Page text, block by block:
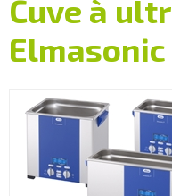
Cuve à
Elmasonic